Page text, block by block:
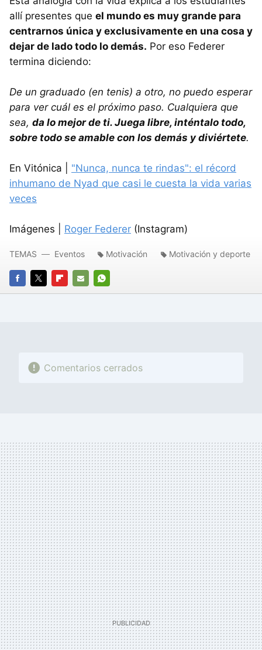
allí presentes que el mundo es muy grande para
centrarnos única y exclusivamente en una cosa y
dejar de lado todo lo demás. Por eso Federer
termina diciendo:
De un graduado (en tenis) a otro, no puedo esperar
para ver cuál es el próximo paso. Cualquiera que
sea, da lo mejor de ti. Juega libre, inténtalo todo,
sobre todo se amable con los demás y diviértete.
En Vitónica | "Nunca, nunca te rindas": el récord
inhumano de Nyad que casi le cuesta la vida varias
veces
Imágenes | Roger Federer (Instagram)
FACEBOOK
TWITTERFLIPBOARD
E-
WHATSAPP
TEMAS Eventos Motivación Motivación y deporte
Comentarios cerrados